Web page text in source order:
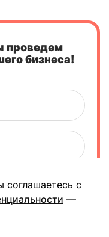
проведем
бизнеса!
соглашаетесь с
—